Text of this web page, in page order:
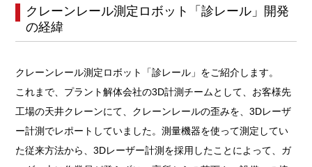
クレーンレール測定ロボット「診レール」開発
の経緯
クレーンレール測定ロボット「診レール」をご紹介します。
これまで、プラント解体会社の3D計測チームとして、お客様先
工場の天井クレーンにて、クレーンレールの歪みを、3Dレーザ
ー計測でレポートしていました。測量機器を使って測定してい
た従来方法から、3Dレーザー計測を採用したことによって、ガ